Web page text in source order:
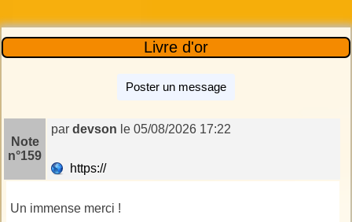
Livre d'or
Poster un message
Note
n°159
pardevson le 05/08/2026 17:22
https://
Un immense merci !